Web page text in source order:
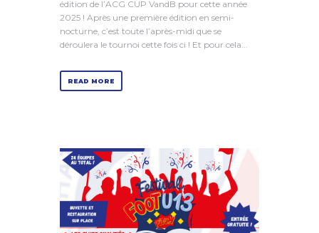
édition de l’ACG CUP VandB pour cette année
2025 ! Après une première édition en semi-
nocturne, c’est toute l’après-midi que se
déroulera le tournoi cette fois ci ! Et pour cela...
READ MORE